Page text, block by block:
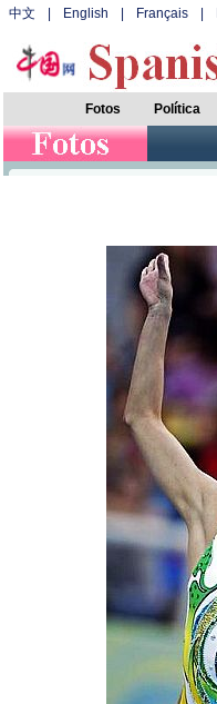
中文 English Français
Fotos Política